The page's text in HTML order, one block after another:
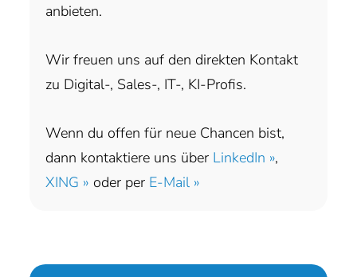
anbieten.
Wir freuen uns auf den direkten Kontakt
zu Digital-, Sales-, IT-, KI-Profis.
Wenn du offen für neue Chancen bist,
dann kontaktiere uns über LinkedIn »,
XING » oder per E-Mail »